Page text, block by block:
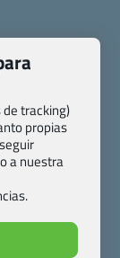
específicas
tracking)
propias
a nuestra